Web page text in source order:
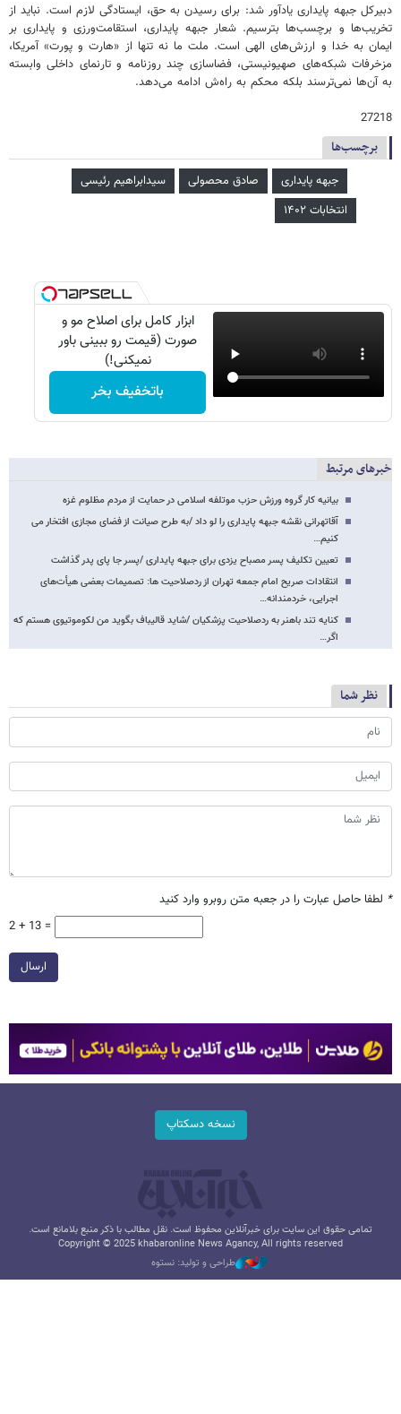
دبیرکل جبهه پایداری یادآور شد: برای رسیدن به حق، ایستادگی لازم است. نباید از
تخریب‌ها و برچسب‌ها بترسیم. شعار جبهه پایداری، استقامت‌ورزی‌ و پایداری بر
ایمان به خدا و ارزش‌های الهی است. ملت ما نه تنها از «هارت و پورت» آمریکا،
مزخرفات شبکه‌های صهیونیستی، فضاسازی چند روزنامه و تارنمای‌ داخلی وابسته
به آن‌ها نمی‌ترسند بلکه محکم به راه‌ش ادامه می‌دهد.
27218
برچسب‌ها
جبهه پایداری صادق محصولی
سیدابراهیم رئیسی
انتخابات ۱۴۰۲
ابزار کامل برای اصلاح مو و
صورت (قیمت رو ببینی باور
نمیکنی!)
باتخفیف بخر
خبرهای مرتبط
بیانیه کار گروه ورزش حزب موتلفه اسلامی در حمایت از مردم مظلوم غزه
آقاتهرانی نقشه جبهه پایداری را لو داد /به طرح صیانت از فضای مجازی افتخار می
کنیم…
تعیین تکلیف پسر مصباح یزدی برای جبهه پایداری /پسر جا پای پدر گذاشت
انتقادات صریح امام جمعه تهران از ردصلاحیت ها: تصمیمات بعضی هیأت‌های
اجرایی، خردمندانه…
کنایه تند باهنر به ردصلاحیت پزشکیان /شاید قالیباف بگوید من لکوموتیوی هستم که
اگر…
نظر شما
* لطفا حاصل عبارت را در جعبه متن روبرو وارد کنید
2 + 13 =
ارسال
نسخه دسکتاپ
تمامی حقوق این سایت برای خبرآنلاین محفوظ است. نقل مطالب با ذکر منبع بلامانع است.
Copyright © 2025 khabaronline News Agancy, All rights reserved
طراحی و تولید: نستوه